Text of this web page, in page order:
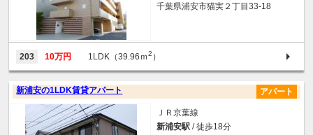
千葉県浦安市猫実２丁目33-18
203 10万円 1LDK（39.96ｍ2 ）
新浦安の1LDK賃貸アパート アパート
ＪＲ京葉線
新浦安駅 / 徒歩18分